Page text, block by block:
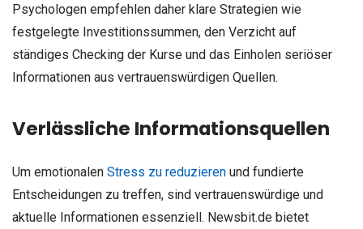
Psychologen empfehlen daher klare Strategien wie
festgelegte Investitionssummen, den Verzicht auf
ständiges Checking der Kurse und das Einholen seriöser
Informationen aus vertrauenswürdigen Quellen.
Verlässliche Informationsquellen
Um emotionalen Stress zu reduzieren und fundierte
Entscheidungen zu treffen, sind vertrauenswürdige und
aktuelle Informationen essenziell. Newsbit.de bietet